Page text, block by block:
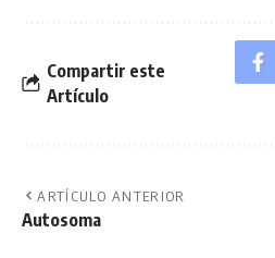
Compartir este
Artículo
ARTÍCULO ANTERIOR
Autosoma